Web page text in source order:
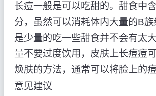
长痘一般是可以吃甜的。甜食中
分，虽然可以消耗体内大量的B族
是少量的吃一些甜食并不会有太
量不要过度饮用，皮肤上长痘痘
焕肤的方法，通常可以将脸上的痘
意见建议